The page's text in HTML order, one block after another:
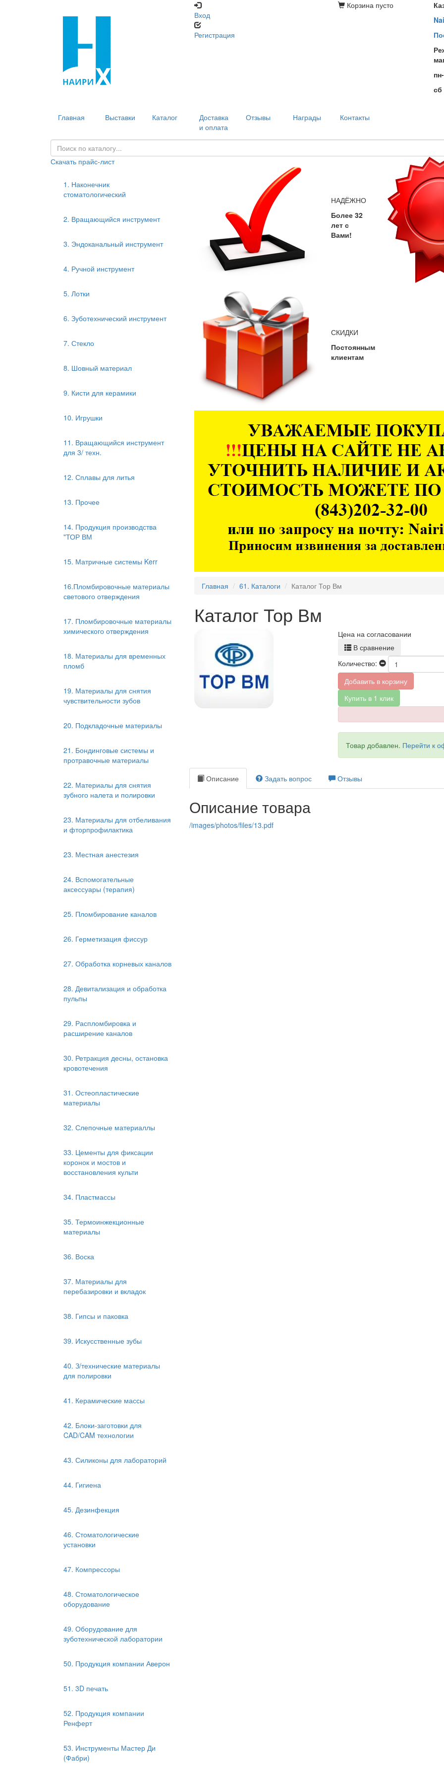
Вход
Регистрация
Корзина пусто
сб
Главная Выставки Каталог
Доставка
и оплата
Отзывы Награды Контакты
Скачать прайс-лист
1. Наконечник
стоматологический
2. Вращающийся инструмент
3. Эндоканальный инструмент
4. Ручной инструмент
5. Лотки
6. Зуботехнический инструмент
7. Стекло
8. Шовный материал
9. Кисти для керамики
10. Игрушки
11. Вращающийся инструмент
для 3/ техн.
12. Сплавы для литья
13. Прочее
14. Продукция производства
"ТОР ВМ
15. Матричные системы Kerr
16.Пломбировочные материалы
светового отверждения
17. Пломбировочные материалы
химического отверждения
18. Материалы для временных
пломб
19. Материалы для снятия
чувствительности зубов
20. Подкладочные материалы
21. Бондинговые системы и
протравочные материалы
22. Материалы для снятия
зубного налета и полировки
23. Материалы для отбеливания
и фторпрофилактика
23. Местная анестезия
24. Вспомогательные
аксессуары (терапия)
25. Пломбирование каналов
26. Герметизация фиссур
27. Обработка корневых каналов
28. Девитализация и обработка
пульпы
29. Распломбировка и
расширение каналов
30. Ретракция десны, остановка
кровотечения
31. Остеопластические
материалы
32. Слепочные материаллы
33. Цементы для фиксации
коронок и мостов и
восстановления культи
34. Пластмассы
35. Термоинжекционные
материалы
36. Воска
37. Материалы для
перебазировки и вкладок
38. Гипсы и паковка
39. Искусственные зубы
40. З/технические материалы
для полировки
41. Керамические массы
42. Блоки-заготовки для
CAD/CAM технологии
43. Силиконы для лабораторий
44. Гигиена
45. Дезинфекция
46. Стоматологические
установки
47. Компрессоры
48. Стоматологическое
оборудование
49. Оборудование для
зуботехнической лаборатории
50. Продукция компании Аверон
51. 3D печать
52. Продукция компании
Ренферт
53. Инструменты Мастер Ди
(Фабри)
НАДЁЖНО
Более 32
лет с
Вами!
СКИДКИ
Постоянным
клиентам
Главная 61. Каталоги Каталог Тор Вм
Каталог Тор Вм
Цена на согласовании
В сравнение
Количество:
Добавить в корзину
Купить в 1 клик
Товар добавлен. Перейти к
Описание Задать вопрос Отзывы
Описание товара
/images/photos/files/13.pdf